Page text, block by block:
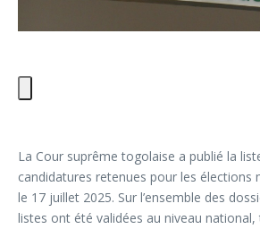
La Cour suprême togolaise a publié la
candidatures retenues pour les élections
le 17 juillet 2025. Sur l’ensemble des
listes ont été validées au niveau